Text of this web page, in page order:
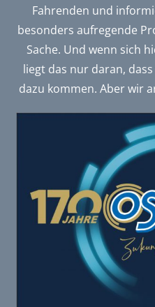
Fahrenden und
besonders aufregende
Sache. Und wenn sich
liegt das nur daran,
dazu kommen. Aber wir